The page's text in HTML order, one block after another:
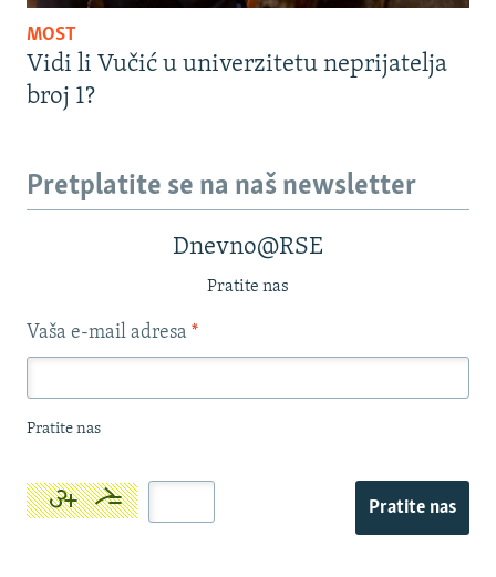
MOST
Vidi li Vučić u univerzitetu neprijatelja
broj 1?
Pretplatite se na naš newsletter
Dnevno@RSE
Pratite nas
Vaša e-mail adresa *
Pratite nas
Pratite nas